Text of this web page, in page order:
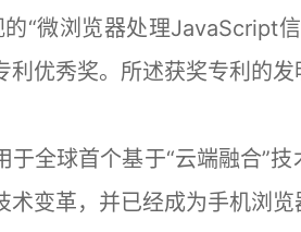
“微浏览器处理JavaScript
利优秀奖。所述获奖专利的发
于全球首个基于“云端融合”技
术变革，并已经成为手机浏